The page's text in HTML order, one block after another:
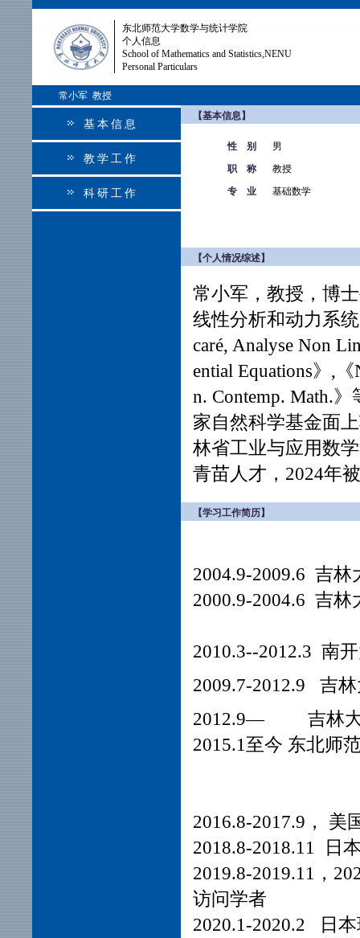
东北师范大学数学与统计学院
个人信息
School of Mathematics and Statistics,NENU
Personal Particulars
常小军 教授
基本信息
教学工作
科研工作
【基本信息】
性 别
男
职 称
教授
专 业
基础数学
【个人情况综述】
常小军，教授，博
线性分析和动力系
caré, Analyse Non
ential Equations》,
n. Contemp. Math.
家自然科学基金面
林省工业与应用数
青苗人才，2024年
【学习工作简历】
2004.9-2009.6 吉
2000.9-2004.6 吉
2010.3--2012.3 南
2009.7-2012.9 吉
2012.9— 吉林大
2015.1至今 东北师
2016.8-2017.9，
2018.8-2018.11 日
2019.8-2019.11，
访问学者
2020.1-2020.2 日